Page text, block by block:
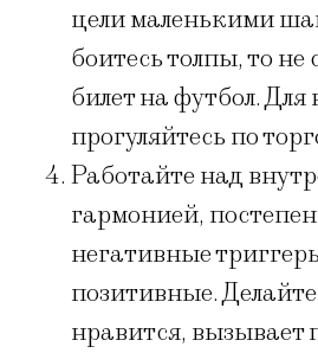
цели маленькими
боитесь толпы, то не
билет на футбол. Для
прогуляйтесь по
Работайте над
гармонией,
негативные
позитивные. Делайте
нравится, вызывает